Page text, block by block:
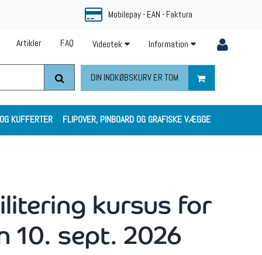
Mobilepay - EAN - Faktura
Information
Videotek
FAQ
Artikler
DIN INDKØBSKURV ER TOM
KUFFERTER FLIPOVER, PINBOARD OG GRAFISKE VÆGGE
kursus for
10. sept. 2026